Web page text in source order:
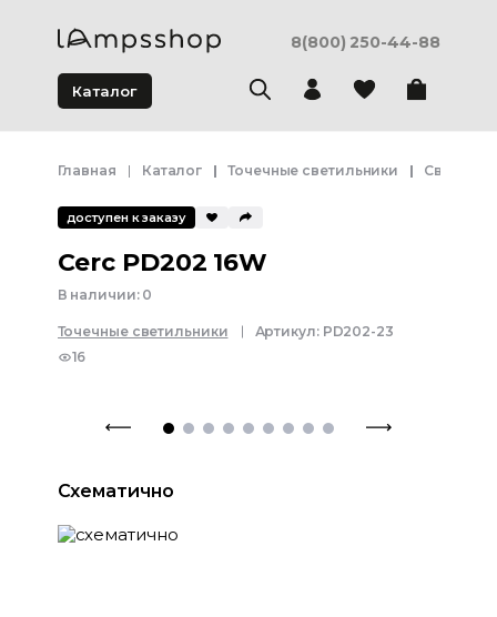
8(800) 250-44-88
Каталог
Главная Каталог Точечные светильники
доступен к заказу
Cerc PD202 16W
В наличии: 0
Точечные светильники Артикул: PD202-23
16
Схематично